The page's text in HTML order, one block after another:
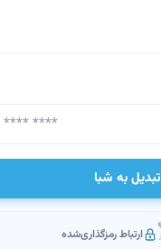
تبدیل به شبا
ارتباط رمزگذاری‌شده